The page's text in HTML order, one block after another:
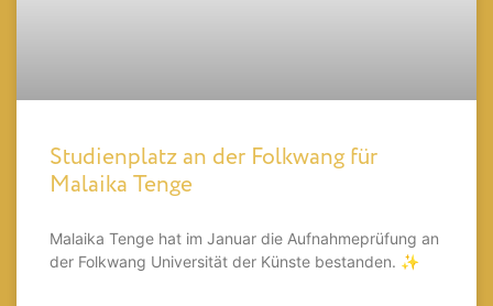
Studienplatz an der Folkwang für
Malaika Tenge
Malaika Tenge hat im Januar die Aufnahmeprüfung an
der Folkwang Universität der Künste bestanden. ✨